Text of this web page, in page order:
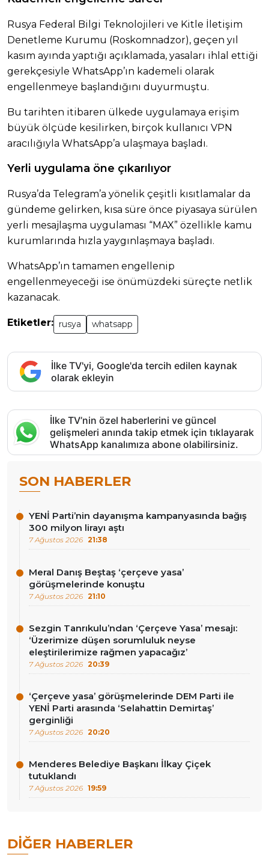
Rusya Federal Bilgi Teknolojileri ve Kitle İletişim
Denetleme Kurumu (Roskomnadzor), geçen yıl
kasım ayında yaptığı açıklamada, yasaları ihlal ettiği
gerekçesiyle WhatsApp’ın kademeli olarak
engellenmeye başlandığını duyurmuştu.
Bu tarihten itibaren ülkede uygulamaya erişim
büyük ölçüde kesilirken, birçok kullanıcı VPN
aracılığıyla WhatsApp’a ulaşmaya başladı.
Yerli uygulama öne çıkarılıyor
Rusya’da Telegram’a yönelik çeşitli kısıtlamalar da
gündeme gelirken, kısa süre önce piyasaya sürülen
yerli mesajlaşma uygulaması “MAX” özellikle kamu
kurumlarında hızla yaygınlaşmaya başladı.
WhatsApp’ın tamamen engellenip
engellenmeyeceği ise önümüzdeki süreçte netlik
kazanacak.
Etiketler: rusya whatsapp
İlke TV'yi, Google'da tercih edilen kaynak
olarak ekleyin
İlke TV’nin özel haberlerini ve güncel
gelişmeleri anında takip etmek için tıklayarak
WhatsApp kanalımıza abone olabilirsiniz.
SON HABERLER
YENİ Parti’nin dayanışma kampanyasında bağış
300 milyon lirayı aştı
7 Ağustos 2026 21:38
Meral Danış Beştaş ‘çerçeve yasa’
görüşmelerinde konuştu
7 Ağustos 2026 21:10
Sezgin Tanrıkulu’ndan ‘Çerçeve Yasa’ mesajı:
‘Üzerimize düşen sorumluluk neyse
eleştirilerimize rağmen yapacağız’
7 Ağustos 2026 20:39
‘Çerçeve yasa’ görüşmelerinde DEM Parti ile
YENİ Parti arasında ‘Selahattin Demirtaş’
gerginliği
7 Ağustos 2026 20:20
Menderes Belediye Başkanı İlkay Çiçek
tutuklandı
7 Ağustos 2026 19:59
DIĞER HABERLER